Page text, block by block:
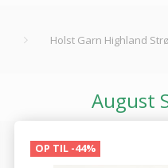
Holst Garn Highland
August
OP TIL -44%